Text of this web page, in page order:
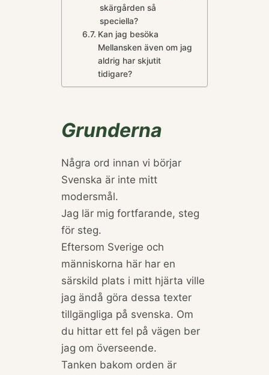
skärgården så
speciella?
Kan jag besöka
Mellansken även om jag
aldrig har skjutit
tidigare?
Grunderna
Några ord innan vi börjar
Svenska är inte mitt
modersmål.
Jag lär mig fortfarande, steg
för steg.
Eftersom Sverige och
människorna här har en
särskild plats i mitt hjärta ville
jag ändå göra dessa texter
tillgängliga på svenska. Om
du hittar ett fel på vägen ber
jag om överseende.
Tanken bakom orden är